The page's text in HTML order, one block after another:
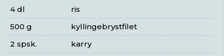
ris
4 dl
kyllingebrystfilet
500 g
karry
2 spsk.